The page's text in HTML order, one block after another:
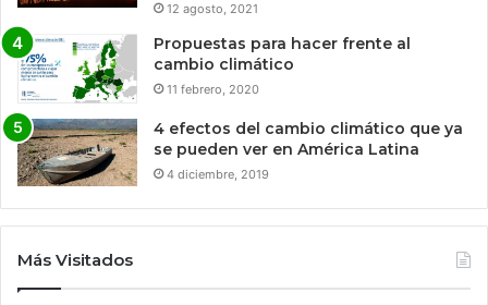
12 agosto, 2021
Propuestas para hacer frente al
cambio climático
11 febrero, 2020
4 efectos del cambio climático que ya
se pueden ver en América Latina
4 diciembre, 2019
Más Visitados